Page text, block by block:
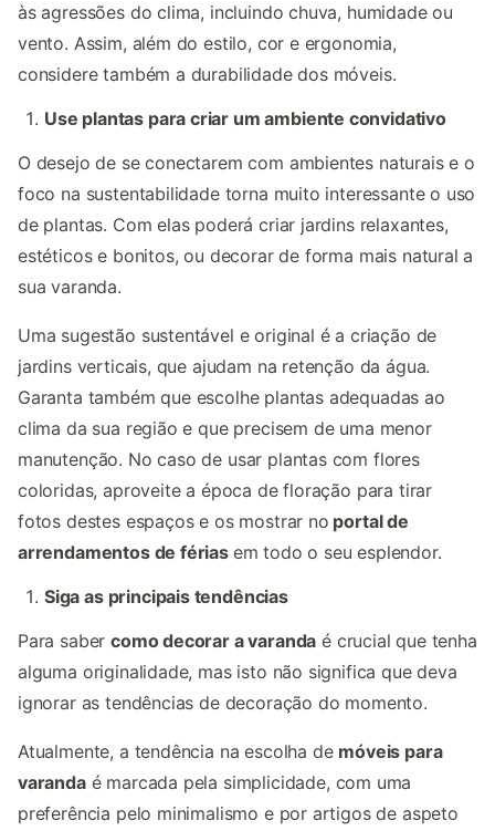
às agressões do clima, incluindo chuva, humidade ou
vento. Assim, além do estilo, cor e ergonomia,
considere também a durabilidade dos móveis.
Use plantas para criar um ambiente convidativo
O desejo de se conectarem com ambientes naturais e o
foco na sustentabilidade torna muito interessante o uso
de plantas. Com elas poderá criar jardins relaxantes,
estéticos e bonitos, ou decorar de forma mais natural a
sua varanda.
Uma sugestão sustentável e original é a criação de
jardins verticais, que ajudam na retenção da água.
Garanta também que escolhe plantas adequadas ao
clima da sua região e que precisem de uma menor
manutenção. No caso de usar plantas com flores
coloridas, aproveite a época de floração para tirar
fotos destes espaços e os mostrar no portal de
arrendamentos de férias em todo o seu esplendor.
Siga as principais tendências
Para sabercomo decorar a varanda é crucial que tenha
alguma originalidade, mas isto não significa que deva
ignorar as tendências de decoração do momento.
Atualmente, a tendência na escolha de móveis para
varandaé marcada pela simplicidade, com uma
preferência pelo minimalismo e por artigos de aspeto